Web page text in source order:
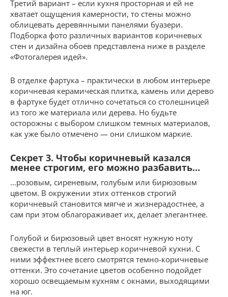
Третий вариант – если кухня просторная и ей не
хватает ощущения камерности, то стены можно
облицевать деревянными панелями буазери.
Подборка фото различных вариантов коричневых
стен и дизайна обоев представлена ниже в разделе
«Фотогалерея идей».
В отделке фартука – практически в любом интерьере
коричневая керамическая плитка, камень или дерево
в фартуке будет отлично сочетаться со столешницей
из того же материала или дерева. Но будьте
осторожны с выбором слишком темных материалов,
как уже было отмечено — они слишком маркие.
Секрет 3. Чтобы коричневый казался
менее строгим, его можно разбавить…
…розовым, сиреневым, голубым или бирюзовым
цветом. В окружении этих оттенков строгий
коричневый становится мягче и жизнерадостнее, а
сам при этом облагораживает их, делает элегантнее.
Голубой и бирюзовый цвет вносят нужную ноту
свежести в теплый интерьер коричневой кухни. С
ними эффектнее всего смотрятся темно-коричневые
оттенки. Это сочетание цветов особенно подойдет
хорошо освещаемым кухням с окнами, выходящими
на юг.